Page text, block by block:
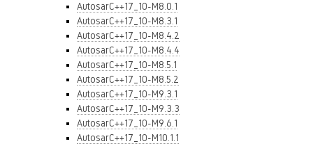
AutosarC++17_10-M8.0.1
AutosarC++17_10-M8.3.1
AutosarC++17_10-M8.4.2
AutosarC++17_10-M8.4.4
AutosarC++17_10-M8.5.1
AutosarC++17_10-M8.5.2
AutosarC++17_10-M9.3.1
AutosarC++17_10-M9.3.3
AutosarC++17_10-M9.6.1
AutosarC++17_10-M10.1.1